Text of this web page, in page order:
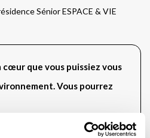
Sénior ESPACE & VIE
cœur que vous puissiez vous
Vous pourrez
de compagnie